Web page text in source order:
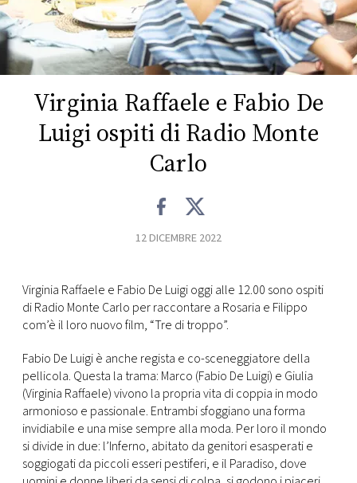
FOTO
CONCORSI
EVENTI
DI
MONACO
CONSIGLIA
Virginia Raffaele e Fabio De
Luigi ospiti di Radio Monte
Carlo
12 DICEMBRE 2022
Virginia Raffaele e Fabio De Luigi oggi alle 12.00 sono ospiti
di Radio Monte Carlo per raccontare a Rosaria e Filippo
com’è il loro nuovo film, “Tre di troppo”.
Fabio De Luigi è anche regista e co-sceneggiatore della
pellicola. Questa la trama: Marco (Fabio De Luigi) e Giulia
(Virginia Raffaele) vivono la propria vita di coppia in modo
armonioso e passionale. Entrambi sfoggiano una forma
invidiabile e una mise sempre alla moda. Per loro il mondo
si divide in due: l’Inferno, abitato da genitori esasperati e
soggiogati da piccoli esseri pestiferi, e il Paradiso, dove